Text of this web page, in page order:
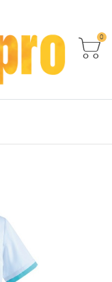
0